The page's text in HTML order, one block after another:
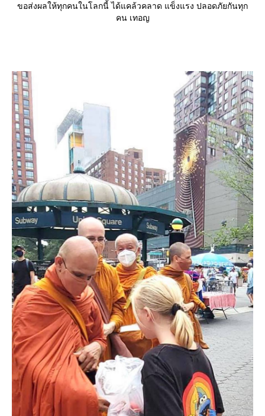
ขอส่งผลให้ทุกคนในโลกนี้ ได้แคล้วคลาด แข็งแรง ปลอดภัยกันทุก
คน เทอญ